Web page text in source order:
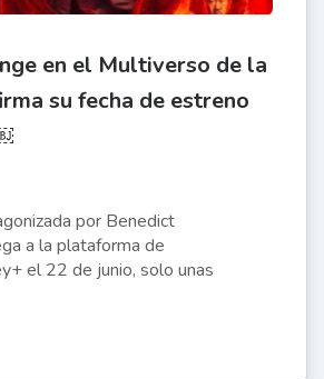
en el Multiverso de la
su fecha de estreno
por Benedict
a la plataforma de
el 22 de junio, solo unas